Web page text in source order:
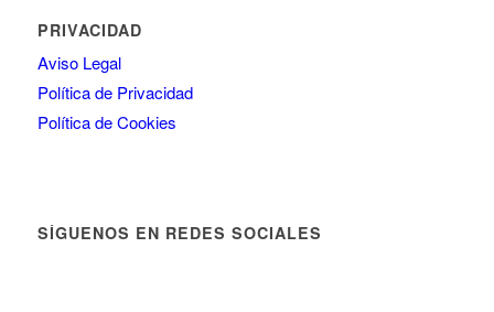
PRIVACIDAD
Aviso Legal
Política de Privacidad
Política de Cookies
SÍGUENOS EN REDES SOCIALES